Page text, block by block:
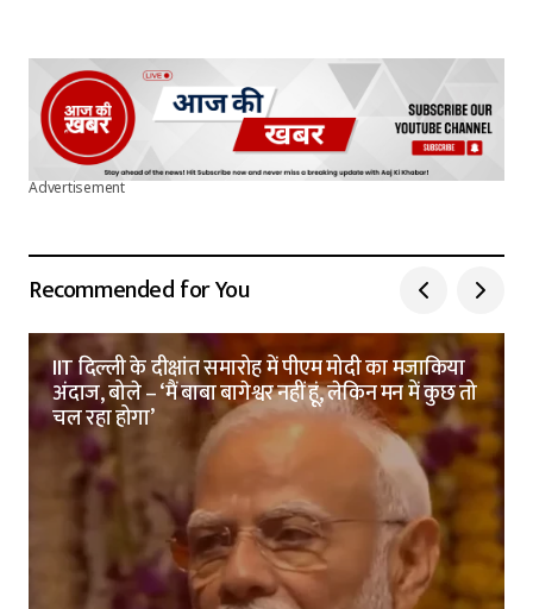
Advertisement
Recommended for You
IIT दिल्ली के दीक्षांत समारोह में पीएम मोदी का मजाकिया
अंदाज, बोले – ‘मैं बाबा बागेश्वर नहीं हूं, लेकिन मन में कुछ तो
चल रहा होगा’